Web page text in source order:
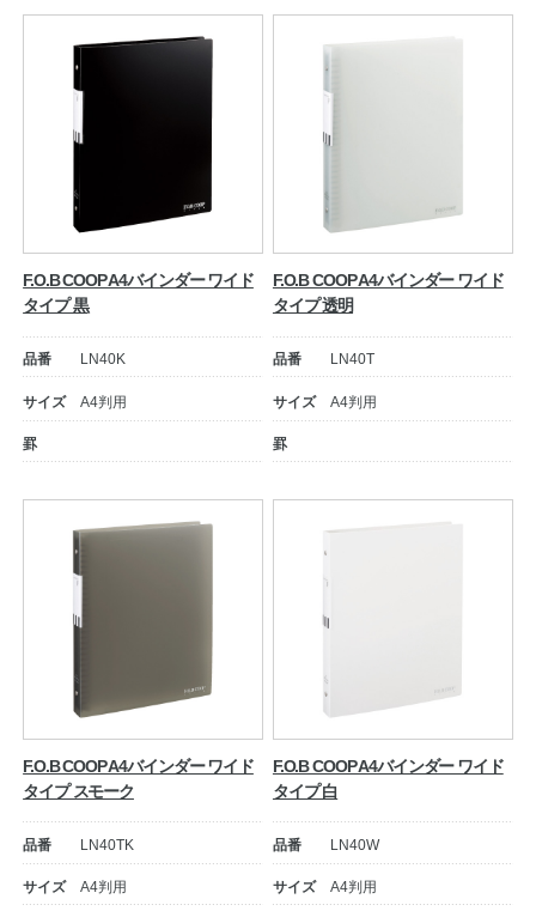
企業情報 SDGsと未来
カタログ お知らせ
お問い合わせ プライバシーポリシー
English
法人のお客様へ
OEMご希望の方へ
え
F.O.B COOP A4バインダー ワイド
タイプ 黒
品番 LN40K
サイズ A4判用
罫
F.O.B COOP A4バインダー ワイド
タイプ 透明
品番 LN40T
サイズ A4判用
罫
F.O.B COOP A4バインダー ワイド
タイプ スモーク
品番 LN40TK
サイズ A4判用
F.O.B COOP A4バインダー ワイド
タイプ 白
品番 LN40W
サイズ A4判用